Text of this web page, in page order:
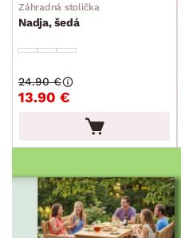
POVRCHOVÁ ÚPRAVA
Záhradná stolička
Nadja, šedá
13.90 €
24.90 €